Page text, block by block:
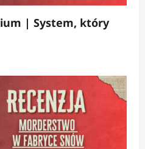
| System, który